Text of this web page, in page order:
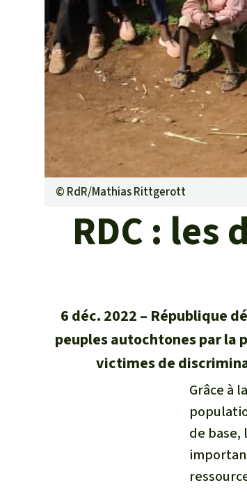
© RdR/Mathias Rittgerott
RDC :
6 déc. 2022
République
peuples autochtones par la
victimes de
Grâce à
de base,